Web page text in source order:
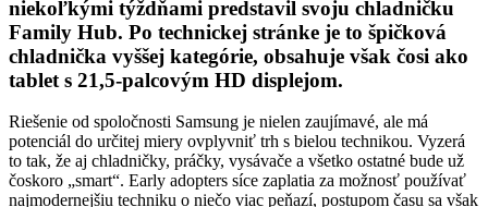
niekoľkými týždňami predstavil svoju chladničku
Family Hub. Po technickej stránke je to špičková
chladnička vyššej kategórie, obsahuje však čosi ako
tablet s 21,5-palcovým HD displejom.
Riešenie od spoločnosti Samsung je nielen zaujímavé, ale má
potenciál do určitej miery ovplyvniť trh s bielou technikou. Vyzerá
to tak, že aj chladničky, práčky, vysávače a všetko ostatné bude už
čoskoro „smart“. Early adopters síce zaplatia za možnosť používať
najmodernejšiu techniku o niečo viac peňazí, postupom času sa však